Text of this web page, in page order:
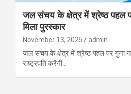
जल संचय के क्षेत्र में श्रेष्ठ पहल
मिला पुरस्कार
November 13, 2025 admin
जल संचय के क्षेत्र में श्रेष्ठ पहल पर गुना
राष्ट्रपति करेंगी…